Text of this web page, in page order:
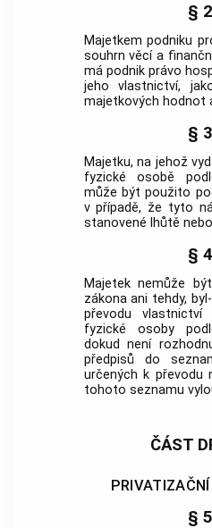
§ 2
Majetkem podniku
souhrn věcí a
má podnik právo
jeho vlastnictví,
majetkových hodnot
§ 3
Majetku, na jehož
fyzické osobě
může být použito
v případě, že tyto
stanovené lhůtě
§ 4
Majetek nemůže
zákona ani tehdy,
převodu
fyzické osoby
dokud není
předpisů do
určených k převodu
tohoto seznamu
ČÁST
§ 5